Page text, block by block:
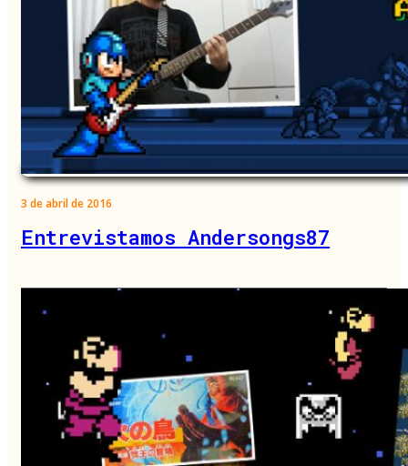
3 de abril de 2016
Entrevistamos Andersongs87